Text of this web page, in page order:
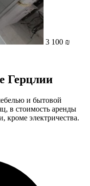
3 100 ₪
Герцлии
и бытовой
в стоимость аренды
кроме электричества.